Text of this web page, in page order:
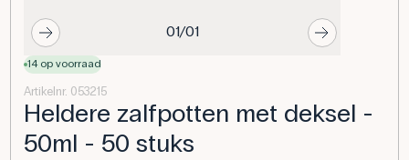
01/01
14 op voorraad
Artikelnr. 053215
Heldere zalfpotten met deksel -
50ml - 50 stuks